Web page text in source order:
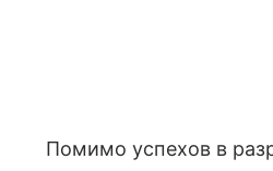
Помимо успехов в